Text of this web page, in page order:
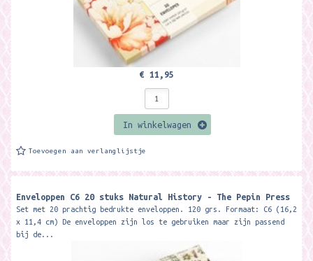
€ 11,95
In winkelwagen
Toevoegen aan verlanglijstje
Enveloppen C6 20 stuks Natural History - The Pepin Press
Set met 20 prachtig bedrukte enveloppen. 120 grs. Formaat: C6 (16,2
x 11,4 cm) De enveloppen zijn los te gebruiken maar zijn passend
bij de...